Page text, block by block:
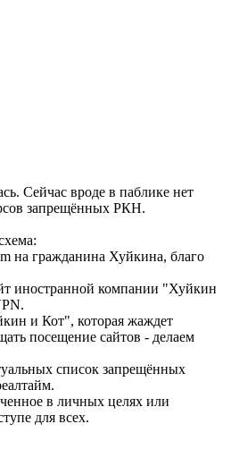
Сейчас вроде в паблике нет
запрещённых РКН.
на гражданина Хуйкина, благо
иностранной компании "Хуйкин
и Кот", которая жаждет
посещение сайтов - делаем
список запрещённых
в личных целях или
для всех.